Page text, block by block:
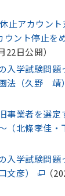
止アカウン
ント停止を
22日公開）
入学試験問
法（久野 靖）
事業者を選
（北條孝佳・
入学試験問
文彦）
（